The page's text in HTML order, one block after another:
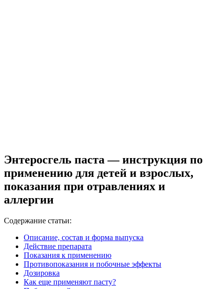
Энтеросгель паста — инструкция по
применению для детей и взрослых,
показания при отравлениях и
аллергии
Содержание статьи:
Описание, состав и форма выпуска
Действие препарата
Показания к применению
Противопоказания и побочные эффекты
Дозировка
Как еще применяют пасту?